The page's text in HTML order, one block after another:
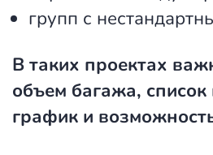
групп с
В таких проектах
объем багажа,
график и